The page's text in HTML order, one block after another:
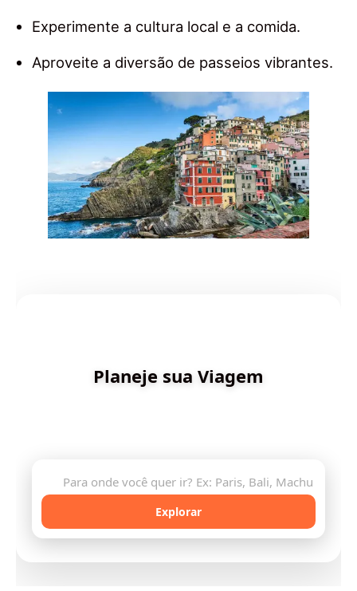
Experimente a cultura local e a comida.
Aproveite a diversão de passeios vibrantes.
Planeje sua Viagem
Explorar